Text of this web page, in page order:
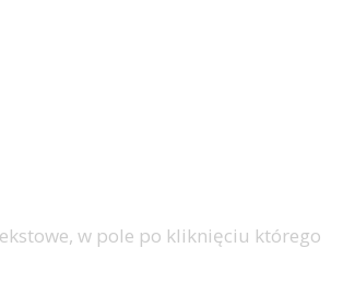
w pole po kliknięciu którego